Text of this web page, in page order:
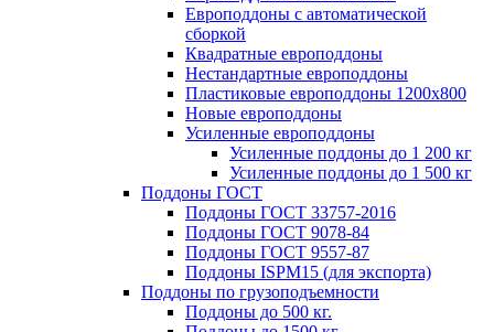
Европоддоны с автоматической
сборкой
Квадратные европоддоны
Нестандартные европоддоны
Пластиковые европоддоны 1200х800
Новые европоддоны
Усиленные европоддоны
Усиленные поддоны до 1 200 кг
Усиленные поддоны до 1 500 кг
Поддоны ГОСТ
Поддоны ГОСТ 33757-2016
Поддоны ГОСТ 9078-84
Поддоны ГОСТ 9557-87
Поддоны ISPM15 (для экспорта)
Поддоны по грузоподъемности
Поддоны до 500 кг.